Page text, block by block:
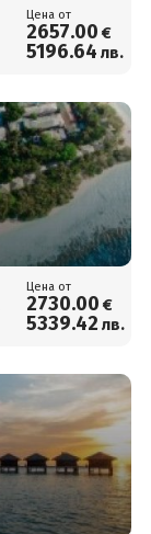
Цена от
2657.00 €
5196.64 лв.
Цена от
2730.00 €
5339.42лв.